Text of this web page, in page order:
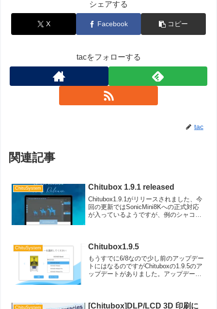
シェアする
X Facebook コピー
tacをフォローする
tac
関連記事
ChituSystem Chitubox 1.9.1 released
Chitubox1.9.1がリリースされました、今
回の更新ではSonicMini8Kへの正式対応
が入っているようですが、例のシャコタ
ChituSystem Chitubox1.9.5
もうすでに6/8なので少し前のアップデー
トにはなるのですがChituboxの1.9.5のア
ップデートがありました。アップデート
来な...
ChituSystem
[Chitubox]DLP/LCD 3D 印刷に